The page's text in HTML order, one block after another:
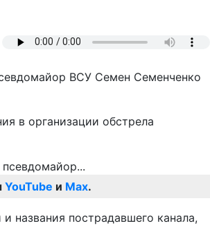
ВСУ Семен Семенченко
в организации обстрела
YouTube и Max.
названия пострадавшего канала,